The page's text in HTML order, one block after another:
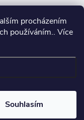
procházením
používáním.. Více
Souhlasím